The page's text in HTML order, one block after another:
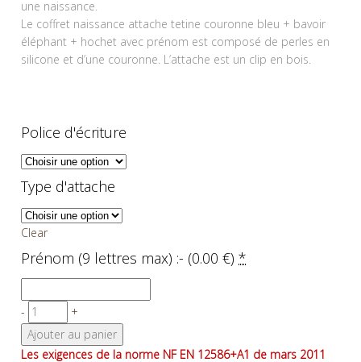
une naissance.
Le coffret naissance attache tetine couronne bleu + bavoir
éléphant + hochet avec prénom est composé de perles en
silicone et d’une couronne. L’attache est un clip en bois.
Police d'écriture
Type d'attache
Clear
Prénom (9 lettres max) :- (0.00€)*
-
+
Ajouter au panier
Les exigences de la norme NF EN 12586+A1 de mars 2011